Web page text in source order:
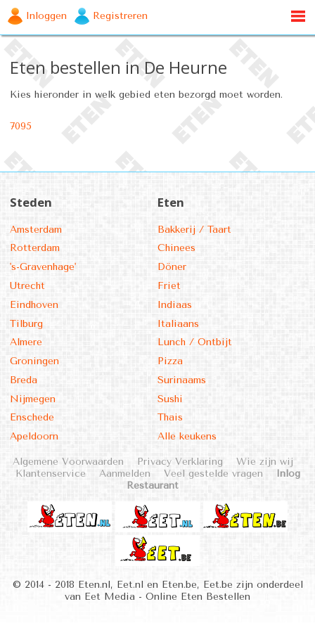
Inloggen Registreren
Eten bestellen in De Heurne
Kies hieronder in welk gebied eten bezorgd moet worden.
7095
Steden
Amsterdam
Rotterdam
's-Gravenhage'
Utrecht
Eindhoven
Tilburg
Almere
Groningen
Breda
Nijmegen
Enschede
Apeldoorn
Eten
Bakkerij / Taart
Chinees
Döner
Friet
Indiaas
Italiaans
Lunch / Ontbijt
Pizza
Surinaams
Sushi
Thais
Alle keukens
Algemene Voorwaarden Privacy Verklaring
Wie zijn wij
Klantenservice
Aanmelden Veel gestelde vragen
Inlog
Restaurant
© 2014 - 2018 Eten.nl, Eet.nl en Eten.be, Eet.be zijn onderdeel
van Eet Media - Online Eten Bestellen